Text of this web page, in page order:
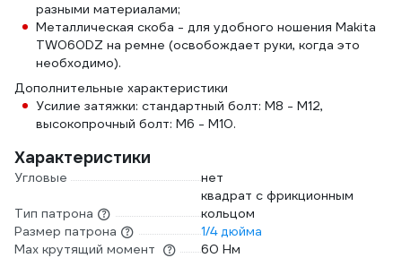
разными материалами;
Металлическая скоба - для удобного ношения Makita
TW060DZ на ремне (освобождает руки, когда это
необходимо).
Дополнительные характеристики
Усилие затяжки: стандартный болт: М8 - М12,
высокопрочный болт: М6 - М10.
Характеристики
Угловые нет
Тип патрона
квадрат с фрикционным
кольцом
Размер патрона
1/4 дюйма
Max крутящий момент
60 Нм